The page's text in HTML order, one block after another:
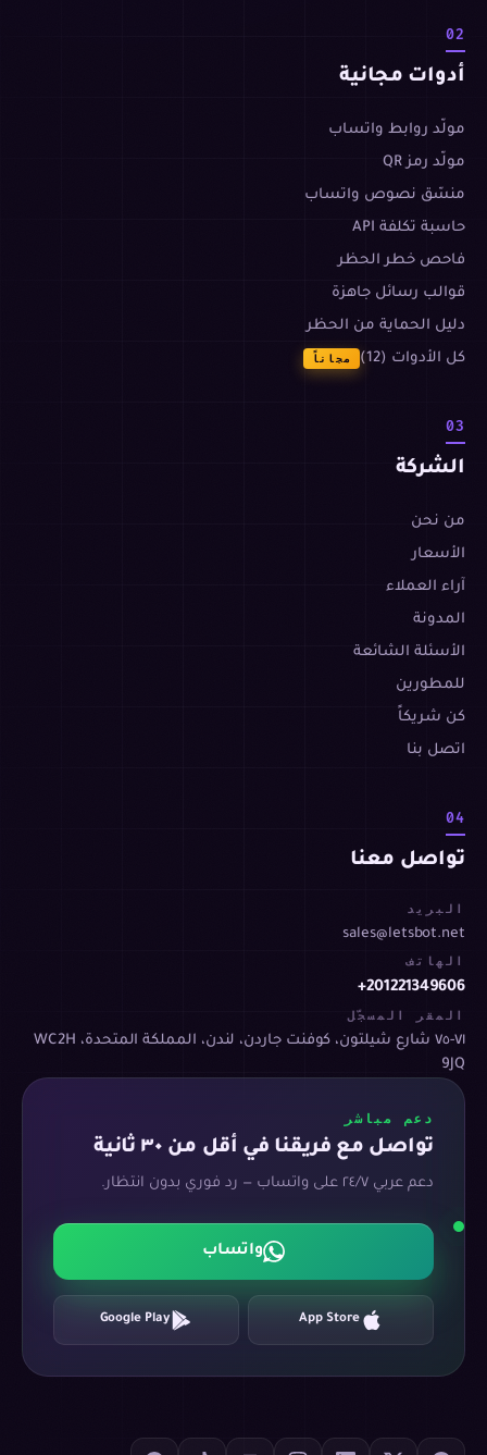
02
أدوات مجانية
مولّد روابط واتساب
مولّد رمز QR
منسّق نصوص واتساب
حاسبة تكلفة API
فاحص خطر الحظر
قوالب رسائل جاهزة
دليل الحماية من الحظر
كل الأدوات (12)
مجاناً
03
الشركة
من نحن
الأسعار
آراء العملاء
المدونة
الأسئلة الشائعة
للمطورين
كن شريكاً
اتصل بنا
04
تواصل معنا
البريد
sales@letsbot.net
الهاتف
+201221349606
المقر المسجّل
٧١-٧٥ شارع شيلتون، كوفنت جاردن، لندن، المملكة المتحدة، WC2H
9JQ
دعم مباشر
تواصل مع فريقنا في أقل من ٣٠ ثانية
دعم عربي ٢٤/٧ على واتساب — رد فوري بدون انتظار.
واتساب
App Store
Google Play